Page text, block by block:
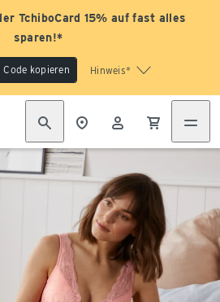
TchiboCard 15% auf fast alles
sparen!*
Code kopieren Hinweis*